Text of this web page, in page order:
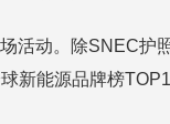
活动。除SNEC护
新能源品牌榜